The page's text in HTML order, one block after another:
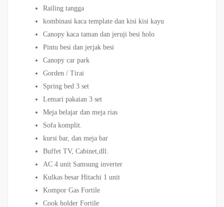
Railing tangga
kombinasi kaca template dan kisi kisi kayu
Canopy kaca taman dan jeruji besi holo
Pintu besi dan jerjak besi
Canopy car park
Gorden / Tirai
Spring bed 3 set
Lemari pakaian 3 set
Meja belajar dan meja rias
Sofa komplit.
kursi bar, dan meja bar
Buffet TV, Cabinet,dll.
AC 4 unit Samsung inverter
Kulkas besar Hitachi 1 unit
Kompor Gas Fortile
Cook holder Fortile